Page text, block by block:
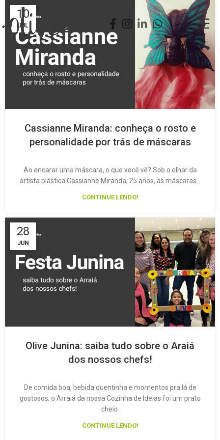
10
JUL
Cassianne Miranda: conheça o rosto e
personalidade por trás de máscaras
Ao encarar uma máscara, o que você vê? Sob o olhar da
artista plástica Cassianne Miranda, 25 anos, as máscaras…
CONTINUE LENDO!
28
JUN
Olive Junina: saiba tudo sobre o Araiá
dos nossos chefs!
De comida boa, bebida quentinha e momentos pra lá de
gostosos, o Arraiá da nossa Cozinha de Ideias foi um prato
cheio.
CONTINUE LENDO!